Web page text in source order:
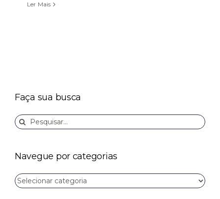
Ler Mais
Faça sua busca
Buscar
resultados
Navegue por categorias
Navegue
por